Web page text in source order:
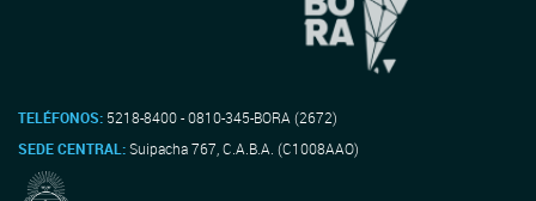
TELÉFONOS: 5218-8400 - 0810-345-BORA (2672)
SEDE CENTRAL:Suipacha 767, C.A.B.A. (C1008AAO)